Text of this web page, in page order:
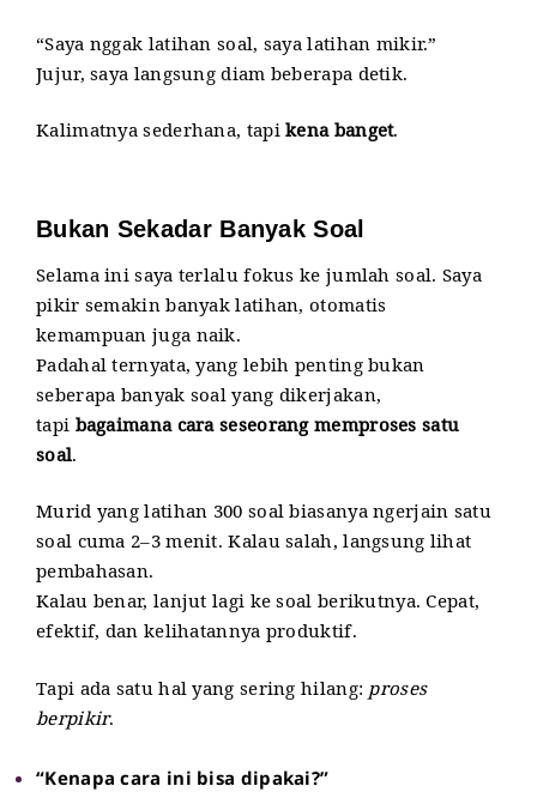
“Saya nggak latihan soal, saya latihan mikir.”
Jujur, saya langsung diam beberapa detik.
Kalimatnya sederhana, tapikena banget.
Bukan Sekadar Banyak Soal
Selama ini saya terlalu fokus ke jumlah soal. Saya
pikir semakin banyak latihan, otomatis
kemampuan juga naik.
Padahal ternyata, yang lebih penting bukan
seberapa banyak soal yang dikerjakan,
tapibagaimana cara seseorang memproses satu
soal.
Murid yang latihan 300 soal biasanya ngerjain satu
soal cuma 2–3 menit. Kalau salah, langsung lihat
pembahasan.
Kalau benar, lanjut lagi ke soal berikutnya. Cepat,
efektif, dan kelihatannya produktif.
Tapi ada satu hal yang sering hilang:proses
berpikir.
“Kenapa cara ini bisa dipakai?”